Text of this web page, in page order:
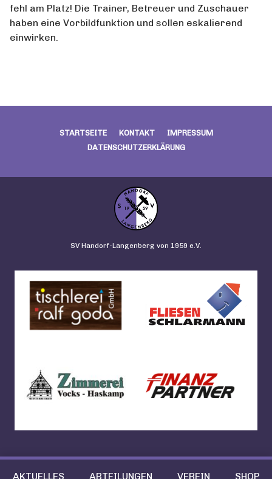
AKTUELLES ABTEILUNGEN VEREIN SHOP
fehl am Platz! Die Trainer, Betreuer und Zuschauer
haben eine Vorbildfunktion und sollen eskalierend
einwirken.
STARTSEITE KONTAKT
IMPRESSUM
DATENSCHUTZERKLÄRUNG
SV Handorf-Langenberg von 1959 e.V.